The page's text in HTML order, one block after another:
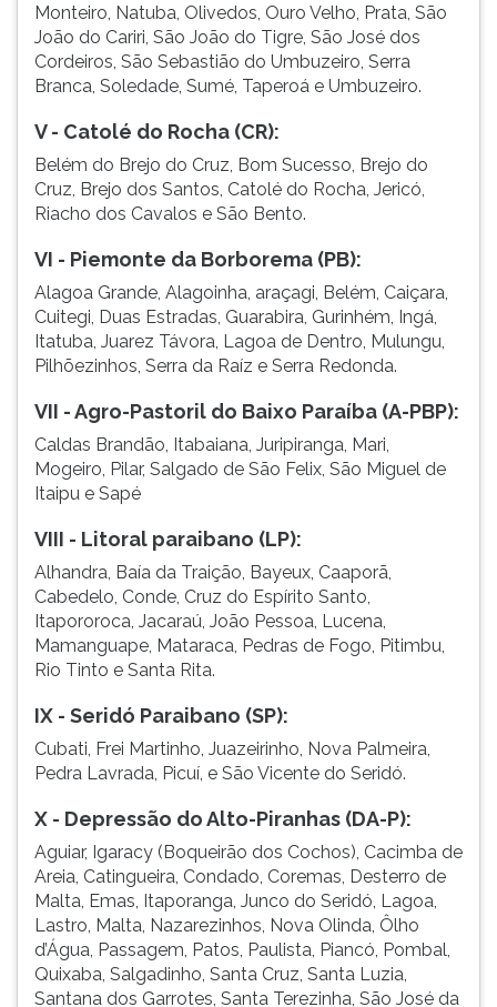
Monteiro, Natuba, Olivedos, Ouro Velho, Prata, São
João do Cariri, São João do Tigre, São José dos
Cordeiros, São Sebastião do Umbuzeiro, Serra
Branca, Soledade, Sumé, Taperoá e Umbuzeiro.
V - Catolé do Rocha (CR):
Belém do Brejo do Cruz, Bom Sucesso, Brejo do
Cruz, Brejo dos Santos, Catolé do Rocha, Jericó,
Riacho dos Cavalos e São Bento.
VI - Piemonte da Borborema (PB):
Alagoa Grande, Alagoinha, araçagi, Belém, Caiçara,
Cuitegi, Duas Estradas, Guarabira, Gurinhém, Ingá,
Itatuba, Juarez Távora, Lagoa de Dentro, Mulungu,
Pilhõezinhos, Serra da Raíz e Serra Redonda.
VII - Agro-Pastoril do Baixo Paraíba (A-PBP):
Caldas Brandão, Itabaiana, Juripiranga, Mari,
Mogeiro, Pilar, Salgado de São Felix, São Miguel de
Itaipu e Sapé
VIII - Litoral paraibano (LP):
Alhandra, Baía da Traição, Bayeux, Caaporã,
Cabedelo, Conde, Cruz do Espírito Santo,
Itapororoca, Jacaraú, João Pessoa, Lucena,
Mamanguape, Mataraca, Pedras de Fogo, Pitimbu,
Rio Tinto e Santa Rita.
IX - Seridó Paraibano (SP):
Cubati, Frei Martinho, Juazeirinho, Nova Palmeira,
Pedra Lavrada, Picuí, e São Vicente do Seridó.
X - Depressão do Alto-Piranhas (DA-P):
Aguiar, Igaracy (Boqueirão dos Cochos), Cacimba de
Areia, Catingueira, Condado, Coremas, Desterro de
Malta, Emas, Itaporanga, Junco do Seridó, Lagoa,
Lastro, Malta, Nazarezinhos, Nova Olinda, Ôlho
d’Água, Passagem, Patos, Paulista, Piancó, Pombal,
Quixaba, Salgadinho, Santa Cruz, Santa Luzia,
Santana dos Garrotes, Santa Terezinha, São José da